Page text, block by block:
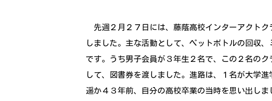
先週２月２７日には、藤蔭高校インターアクトク
しました。主な活動として、ペットボトルの回収
です。うち男子会員が３年生２名で、この２名の
して、図書券を渡しました。進路は、１名が大学
遥か４３年前、自分の高校卒業の当時を思い出し